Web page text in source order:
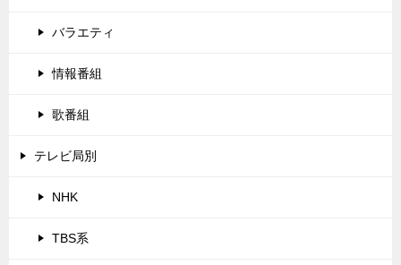
バラエティ
情報番組
歌番組
テレビ局別
NHK
TBS系